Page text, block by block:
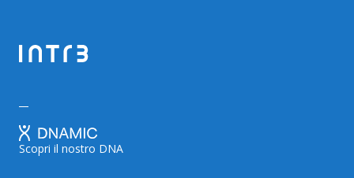
Scopri il nostro DNA